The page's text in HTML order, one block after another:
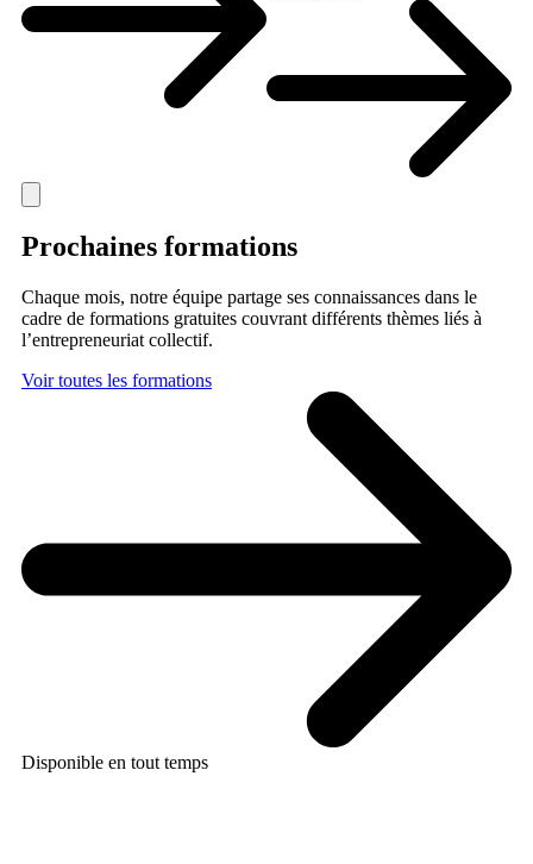
Prochaines formations
Chaque mois, notre équipe partage ses connaissances dans le
cadre de formations gratuites couvrant différents thèmes liés à
l’entrepreneuriat collectif.
Voir toutes les formations
Disponible en tout temps